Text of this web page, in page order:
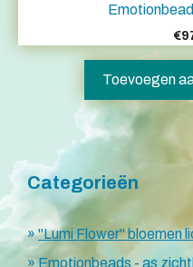
€
Toevoegen
Categorieën
"Lumi Flower" bloemen
Emotionbeads - as